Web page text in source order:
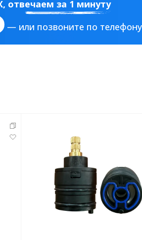
Комплектующие
ванных комнат
, отвечаем за 1 минуту
— или позвоните по